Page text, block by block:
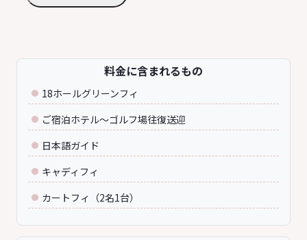
料金に含まれるもの
18ホールグリーンフィ
ご宿泊ホテル～ゴルフ場往復送迎
日本語ガイド
キャディフィ
カートフィ（2名1台）